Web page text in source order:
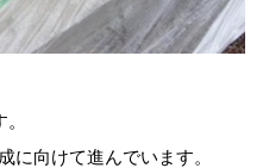
に向けて進んでいます。